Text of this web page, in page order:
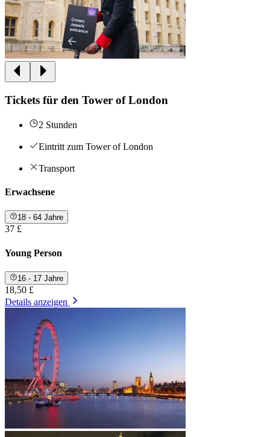
Tickets für den Tower of London
2 Stunden
Eintritt zum Tower of London
Transport
Erwachsene
18 - 64 Jahre
37 £
Young Person
16 - 17 Jahre
18,50 £
Details anzeigen